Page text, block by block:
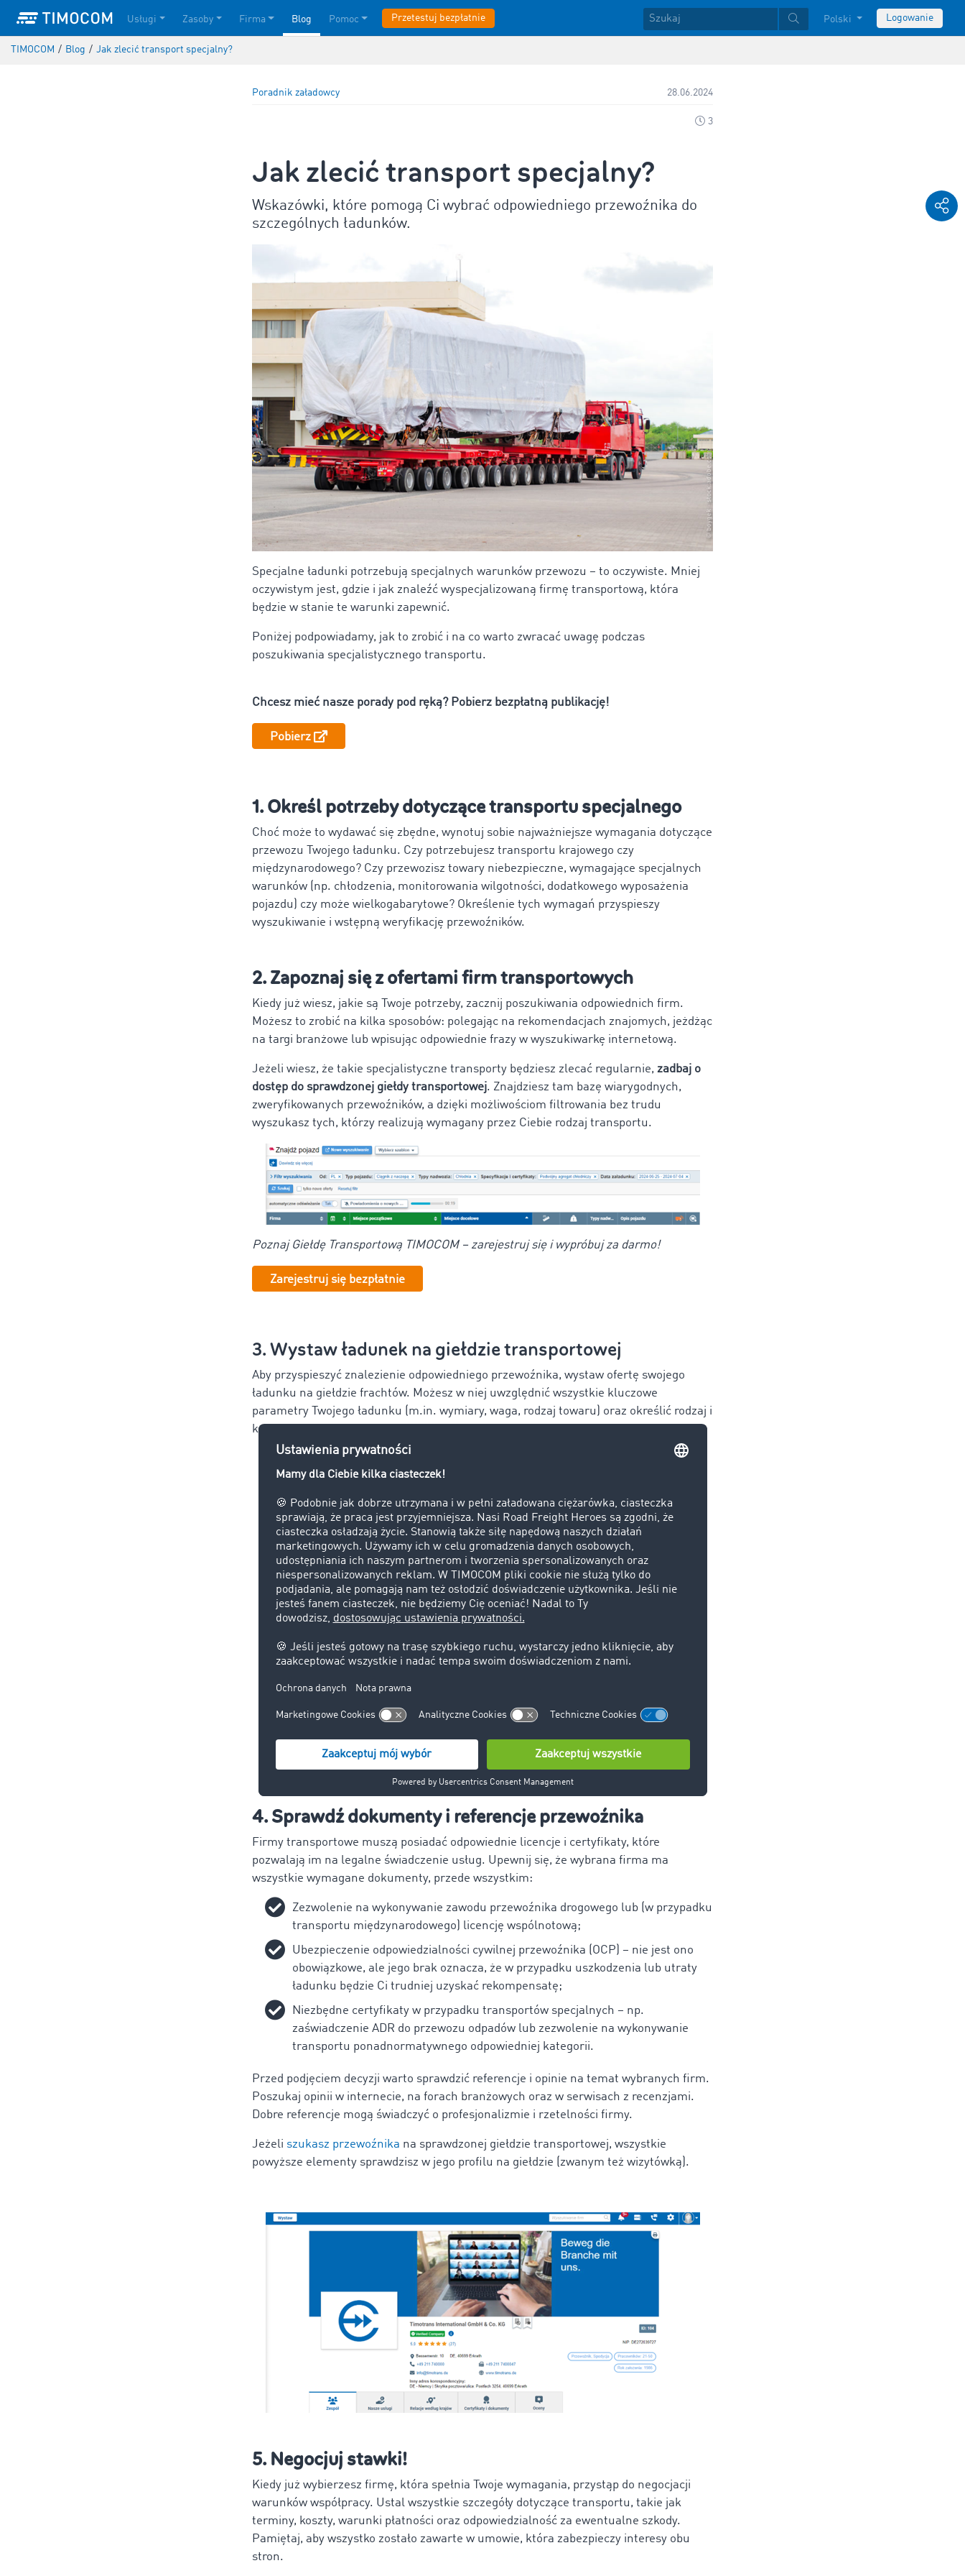
Usługi Zasoby Firma Blog Pomoc Przetestuj bezpłatnie Polski Logowanie
TIMOCOM / Blog / Jak zlecić transport specjalny?
Poradnik załadowcy 28.06.2024
3
Jak zlecić transport specjalny?
Wskazówki, które pomogą Ci wybrać odpowiedniego przewoźnika do
szczególnych ładunków.
Specjalne ładunki potrzebują specjalnych warunków przewozu – to oczywiste. Mniej
oczywistym jest, gdzie i jak znaleźć wyspecjalizowaną firmę transportową, która
będzie w stanie te warunki zapewnić.
Poniżej podpowiadamy, jak to zrobić i na co warto zwracać uwagę podczas
poszukiwania specjalistycznego transportu.
Chcesz mieć nasze porady pod ręką? Pobierz bezpłatną publikację!
Pobierz
1. Określ potrzeby dotyczące transportu specjalnego
Choć może to wydawać się zbędne, wynotuj sobie najważniejsze wymagania dotyczące
przewozu Twojego ładunku. Czy potrzebujesz transportu krajowego czy
międzynarodowego? Czy przewozisz towary niebezpieczne, wymagające specjalnych
warunków (np. chłodzenia, monitorowania wilgotności, dodatkowego wyposażenia
pojazdu) czy może wielkogabarytowe? Określenie tych wymagań przyspieszy
wyszukiwanie i wstępną weryfikację przewoźników.
2. Zapoznaj się z ofertami firm transportowych
Kiedy już wiesz, jakie są Twoje potrzeby, zacznij poszukiwania odpowiednich firm.
Możesz to zrobić na kilka sposobów: polegając na rekomendacjach znajomych, jeżdżąc
na targi branżowe lub wpisując odpowiednie frazy w wyszukiwarkę internetową.
Jeżeli wiesz, że takie specjalistyczne transporty będziesz zlecać regularnie, zadbaj o
dostęp do sprawdzonej giełdy transportowej. Znajdziesz tam bazę wiarygodnych,
zweryfikowanych przewoźników, a dzięki możliwościom filtrowania bez trudu
wyszukasz tych, którzy realizują wymagany przez Ciebie rodzaj transportu.
Poznaj Giełdę Transportową TIMOCOM – zarejestruj się i wypróbuj za darmo!
Zarejestruj się bezpłatnie
3. Wystaw ładunek na giełdzie transportowej
Aby przyspieszyć znalezienie odpowiedniego przewoźnika, wystaw ofertę swojego
ładunku na giełdzie frachtów. Możesz w niej uwzględnić wszystkie kluczowe
parametry Twojego ładunku (m.in. wymiary, waga, rodzaj towaru) oraz określić rodzaj i
konieczne wyposażenie pojazdu do transportu.
4. Sprawdź dokumenty i referencje przewoźnika
Firmy transportowe muszą posiadać odpowiednie licencje i certyfikaty, które
pozwalają im na legalne świadczenie usług. Upewnij się, że wybrana firma ma
wszystkie wymagane dokumenty, przede wszystkim:
Zezwolenie na wykonywanie zawodu przewoźnika drogowego lub (w przypadku
transportu międzynarodowego) licencję wspólnotową;
Ubezpieczenie odpowiedzialności cywilnej przewoźnika (OCP) – nie jest ono
obowiązkowe, ale jego brak oznacza, że w przypadku uszkodzenia lub utraty
ładunku będzie Ci trudniej uzyskać rekompensatę;
Niezbędne certyfikaty w przypadku transportów specjalnych – np.
zaświadczenie ADR do przewozu odpadów lub zezwolenie na wykonywanie
transportu ponadnormatywnego odpowiedniej kategorii.
Przed podjęciem decyzji warto sprawdzić referencje i opinie na temat wybranych firm.
Poszukaj opinii w internecie, na forach branżowych oraz w serwisach z recenzjami.
Dobre referencje mogą świadczyć o profesjonalizmie i rzetelności firmy.
Jeżeli szukasz przewoźnika na sprawdzonej giełdzie transportowej, wszystkie
powyższe elementy sprawdzisz w jego profilu na giełdzie (zwanym też wizytówką).
5. Negocjuj stawki!
Kiedy już wybierzesz firmę, która spełnia Twoje wymagania, przystąp do negocjacji
warunków współpracy. Ustal wszystkie szczegóły dotyczące transportu, takie jak
terminy, koszty, warunki płatności oraz odpowiedzialność za ewentualne szkody.
Pamiętaj, aby wszystko zostało zawarte w umowie, która zabezpieczy interesy obu
stron.